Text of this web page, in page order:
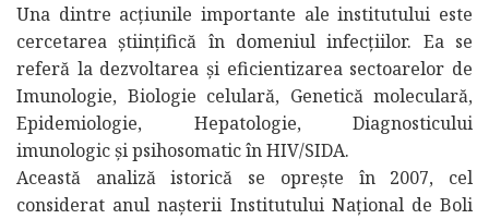
Una dintre acțiunile importante ale institutului este
cercetarea științifică în domeniul infecțiilor. Ea se
referă la dezvoltarea și eficientizarea sectoarelor de
Imunologie, Biologie celulară, Genetică moleculară,
Epidemiologie, Hepatologie, Diagnosticului
imunologic și psihosomatic în HIV/SIDA.
Această analiză istorică se oprește în 2007, cel
considerat anul nașterii Institutului Național de Boli